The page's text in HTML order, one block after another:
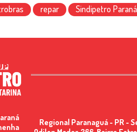
repar Sindipetro
Regional Paranaguá - PR -